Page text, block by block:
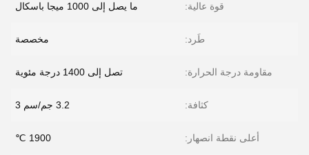
قوة عالية: ما يصل إلى 1000 ميجا باسكال
طَرد: مخصصة
مقاومة درجة الحرارة: تصل إلى 1400 درجة مئوية
كثافة: 3.2 جم/سم 3
أعلى نقطة انصهار: 1900 ℃